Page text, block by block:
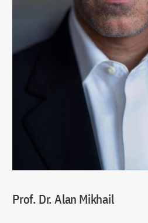
Prof. Dr. Alan Mikhail